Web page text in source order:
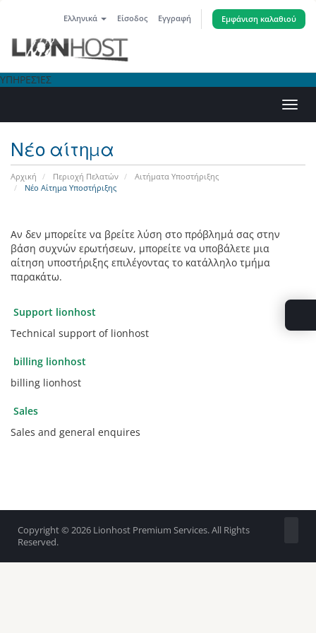
Ελληνικά Είσοδος Εγγραφή Εμφάνιση καλαθιού
ΥΠΗΡΕΣΊΕΣ
Νέο αίτημα
Αρχική Περιοχή Πελατών
Αιτήματα Υποστήριξης
Νέο Αίτημα Υποστήριξης
Αν δεν μπορείτε να βρείτε λύση στο πρόβλημά σας στην
βάση συχνών ερωτήσεων, μπορείτε να υποβάλετε μια
αίτηση υποστήριξης επιλέγοντας το κατάλληλο τμήμα
παρακάτω.
Support lionhost
Technical support of lionhost
billing lionhost
billing lionhost
Sales
Sales and general enquires
Copyright © 2026 Lionhost Premium Services. All Rights
Reserved.